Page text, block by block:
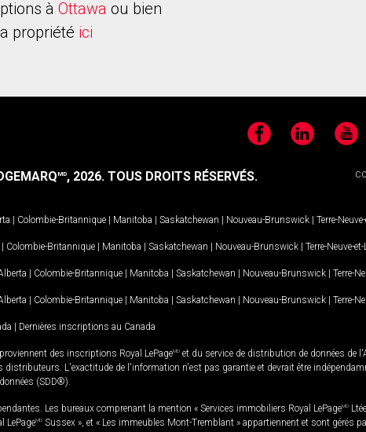
à Ottawa ou bien
propriété ici
FacebookLinkedIn
MD, 2026. TOUS DROITS RÉSERVÉS.
| Colombie-Britannique | Manitoba | Saskatchewan | Nouveau-Brunswick | Terre-
| Colombie-Britannique | Manitoba | Saskatchewan | Nouveau-Brunswick | Terre-Neuve-
| Colombie-Britannique | Manitoba | Saskatchewan | Nouveau-Brunswick | Terre-
| Colombie-Britannique | Manitoba | Saskatchewan | Nouveau-Brunswick | Terre-
| Dernières inscriptions au Canada
des inscriptions Royal LePageMD et du service de distribution de données de
distributeurs. L'exactitude de l'information n'est pas garantie et devrait être
(SDD®).
Les bureaux comprenant la mention « Services immobiliers Royal LePageMD
LePageMD Sussex », et « Les immeubles Mont-Tremblant » appartiennent et sont gérés